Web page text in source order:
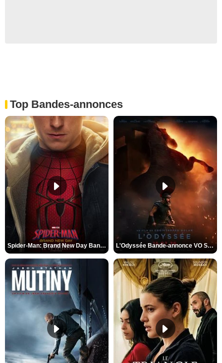
Top Bandes-annonces
Spider-Man: Brand New Day Bande-annonce VO STFR L'Odyssée Bande-annonce VO STFR